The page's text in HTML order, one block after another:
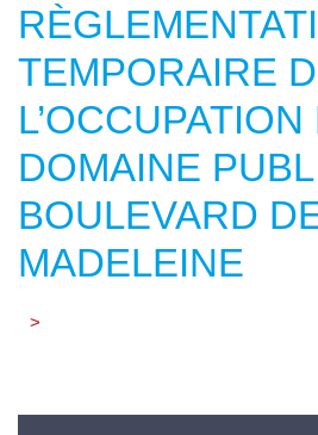
TEMPORAIRE
L’OCCUPATION
DOMAINE
BOULEVARD
MADELEINE
>